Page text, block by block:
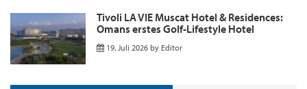
Tivoli LA VIE Muscat Hotel & Residences:
Omans erstes Golf-Lifestyle Hotel
19. Juli 2026 by Editor